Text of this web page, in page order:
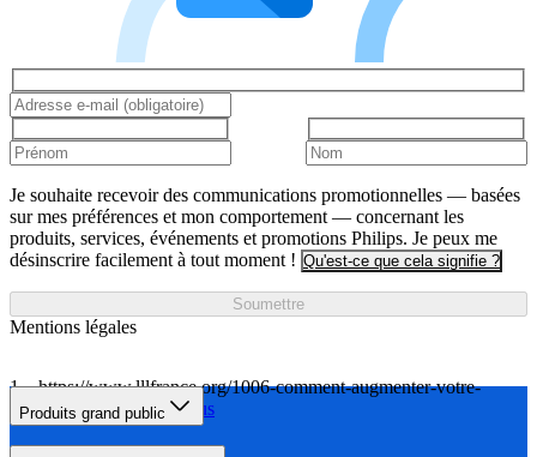
Je souhaite recevoir des communications promotionnelles — basées
sur mes préférences et mon comportement — concernant les
produits, services, événements et promotions Philips. Je peux me
désinscrire facilement à tout moment ! Qu'est-ce que cela signifie ?
Soumettre
Mentions légales
https://www.lllfrance.org/1006-comment-augmenter-votre-
lactation En savoir plus
Produits grand public